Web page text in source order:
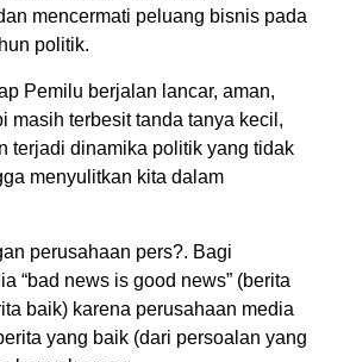
mencermati peluang bisnis pada
politik.
Pemilu berjalan lancar, aman,
masih terbesit tanda tanya kecil,
terjadi dinamika politik yang tidak
menyulitkan kita dalam
perusahaan pers?. Bagi
“bad news is good news” (berita
baik) karena perusahaan media
yang baik (dari persoalan yang